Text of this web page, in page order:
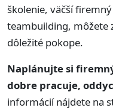
školenie, väčší
teambuilding, môžete
dôležité pokope.
Naplánujte si
dobre pracuje,
informácií nájdete na